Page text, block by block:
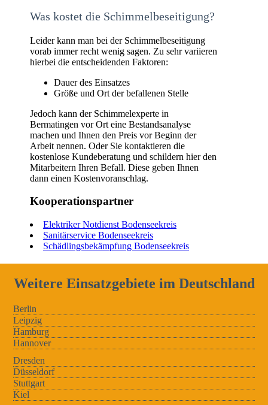
Was kostet die Schimmelbeseitigung?
Leider kann man bei der Schimmelbeseitigung
vorab immer recht wenig sagen. Zu sehr variieren
hierbei die entscheidenden Faktoren:
Dauer des Einsatzes
Größe und Ort der befallenen Stelle
Jedoch kann der Schimmelexperte in
Bermatingen vor Ort eine Bestandsanalyse
machen und Ihnen den Preis vor Beginn der
Arbeit nennen. Oder Sie kontaktieren die
kostenlose Kundeberatung und schildern hier den
Mitarbeitern Ihren Befall. Diese geben Ihnen
dann einen Kostenvoranschlag.
Kooperationspartner
Elektriker Notdienst Bodenseekreis
Sanitärservice Bodenseekreis
Schädlingsbekämpfung Bodenseekreis
Weitere Einsatzgebiete im Deutschland
Berlin
Leipzig
Hamburg
Hannover
Dresden
Düsseldorf
Stuttgart
Kiel